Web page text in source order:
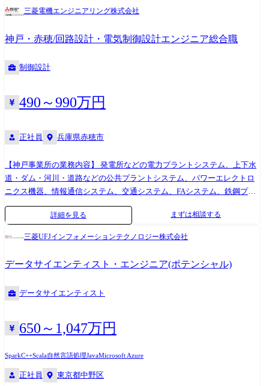
定やセキュリティ管理、バックアップ対応等) 【配属予定】 グラフィッ
クコミュニケーション事業本部 DX事業部 基盤開発統括グループ ●配属
予定のDX事業部は、同社として新しいクラウドソフトウェアを立ち上げ
ており、その他オンプレミス環境のソフトウェアの企画、開発等を対応
しています。 ※今回の基盤開発統括グループは同製品の開発部隊とな
り、配属はメインフレーム技術が必要となるメインフレームSW製品の担
三菱電機エンジニアリング株式会社
神戸・赤穂/回路設計・電気制御設計エンジニア総合職
制御設計
490～990万円
正社員 兵庫県赤穂市
【神戸事業所の業務内容】 発電所などの電力プラントシステム、上下水
道・ダム・河川・道路などの公共プラントシステム、パワーエレクトロ
ニクス機器、情報通信システム、交通システム、FAシステム、鉄鋼プラ
ントシステム、産業システムの開発・設計、ビルシステム、監視制御シ
ステムなどの企画・技術提案・計画設計、関連する自主製品・システム
詳細を見る まずは相談する
三菱UFJインフォメーションテクノロジー株式会社
データサイエンティスト・エンジニア(ポテンシャル)
データサイエンティスト
650～1,047万円
SparkC++Scala自然言語処理JavaMicrosoft Azure
正社員 東京都中野区